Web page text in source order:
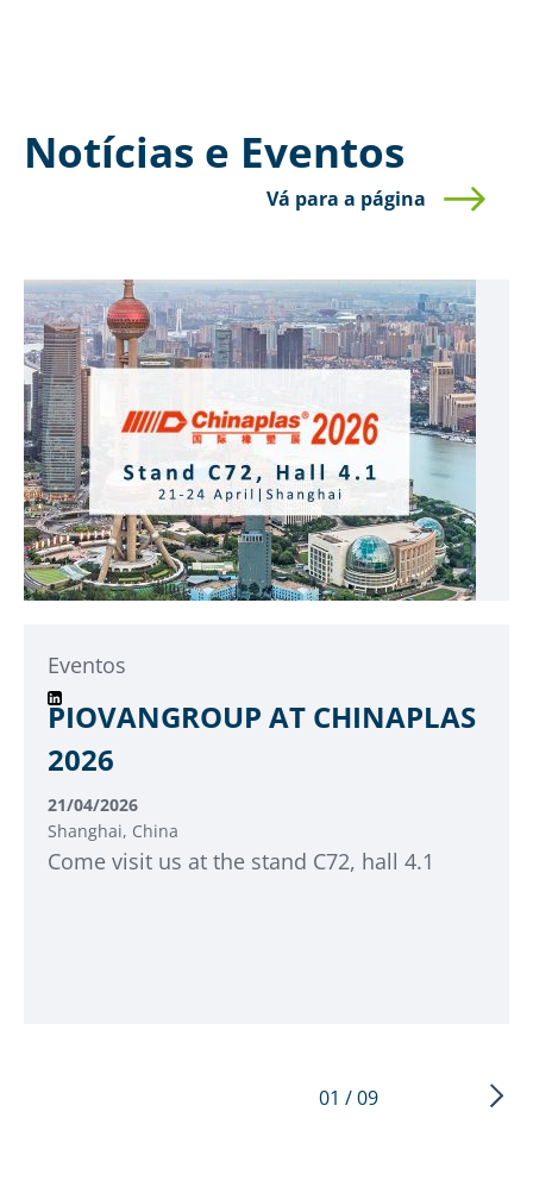
Notícias e Eventos
Vá para a página
Eventos
PIOVANGROUP AT CHINAPLAS
2026
21/04/2026
Shanghai, China
Come visit us at the stand C72, hall 4.1
01 / 09